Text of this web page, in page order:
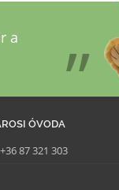
a
ÓVODA
+36 87 321 303